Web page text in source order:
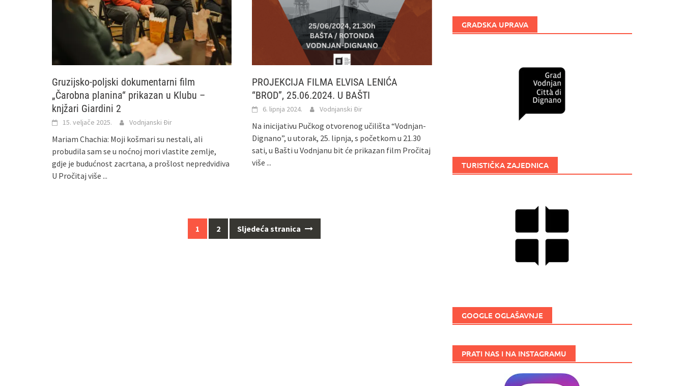
Gruzijsko-poljski dokumentarni film
„Čarobna planina“ prikazan u Klubu –
knjžari Giardini 2
15. veljače 2025. Vodnjanski Đir
Mariam Chachia: Moji košmari su nestali, ali
probudila sam se u noćnoj mori vlastite zemlje,
gdje je budućnost zacrtana, a prošlost nepredvidiva
U Pročitaj više ...
PROJEKCIJA FILMA ELVISA LENIĆA
“BROD”, 25.06.2024. U BAŠTI
6. lipnja 2024. Vodnjanski Đir
Na inicijativu Pučkog otvorenog učilišta “Vodnjan-
Dignano”, u utorak, 25. lipnja, s početkom u 21.30
sati, u Bašti u Vodnjanu bit će prikazan film Pročitaj
više ...
1 2 Sljedeća stranica
GRADSKA UPRAVA
TURISTIČKA ZAJEDNICA
GOOGLE OGLAŠAVNJE
PRATI NAS I NA INSTAGRAMU